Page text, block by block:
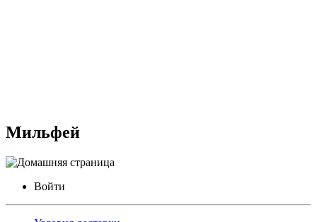
Мильфей
Войти